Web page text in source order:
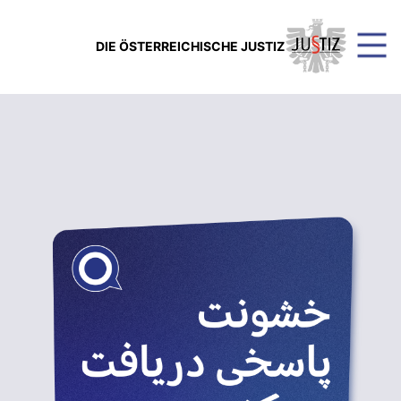
DIE ÖSTERREICHISCHE JUSTIZ